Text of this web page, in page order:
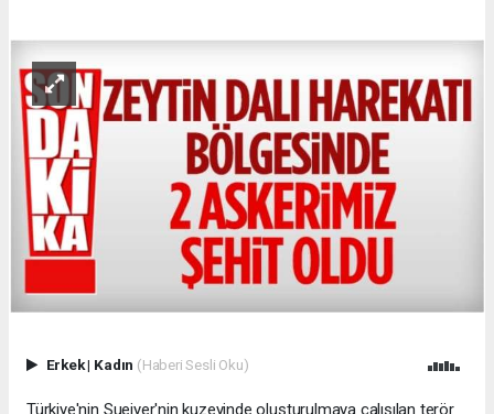
Erkek| Kadın (Haberi Sesli Oku)
Türkiye'nin Sueiyer'nin kuzeyinde oluşturulmaya çalışılan terör